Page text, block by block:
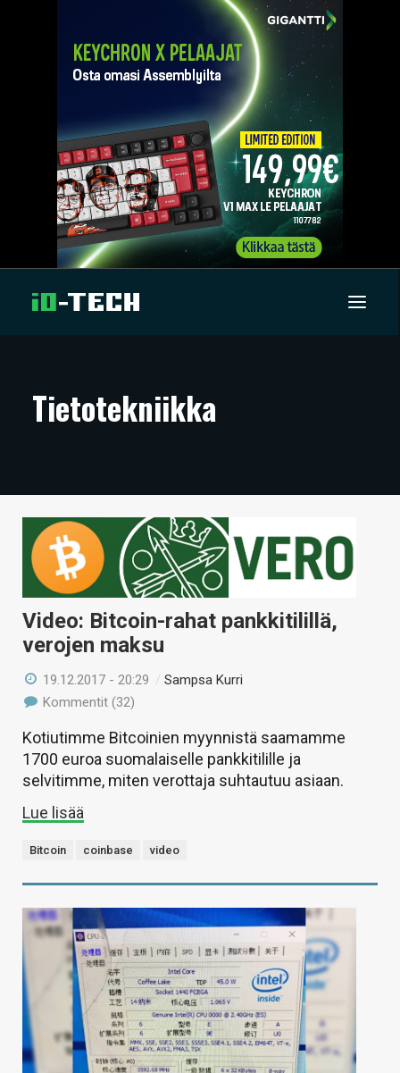
ARTIKKELIT
TECHBBS
TIETOA
HINTA.FI
KAUPPA
VAIHDA TEEMA
HAKU
Tietotekniikka
Video: Bitcoin-rahat pankkitilillä,
verojen maksu
19.12.2017 - 20:29 /Sampsa Kurri
Kommentit (32)
Kotiutimme Bitcoinien myynnistä saamamme
1700 euroa suomalaiselle pankkitilille ja
selvitimme, miten verottaja suhtautuu asiaan.
Lue lisää
Bitcoin coinbase video